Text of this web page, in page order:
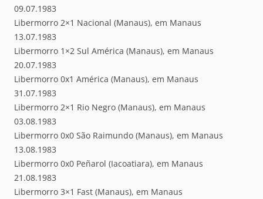
09.07.1983
Libermorro 2×1 Nacional (Manaus), em Manaus
13.07.1983
Libermorro 1×2 Sul América (Manaus), em Manaus
20.07.1983
Libermorro 0x1 América (Manaus), em Manaus
31.07.1983
Libermorro 2×1 Rio Negro (Manaus), em Manaus
03.08.1983
Libermorro 0x0 São Raimundo (Manaus), em Manaus
13.08.1983
Libermorro 0x0 Peñarol (Iacoatiara), em Manaus
21.08.1983
Libermorro 3×1 Fast (Manaus), em Manaus